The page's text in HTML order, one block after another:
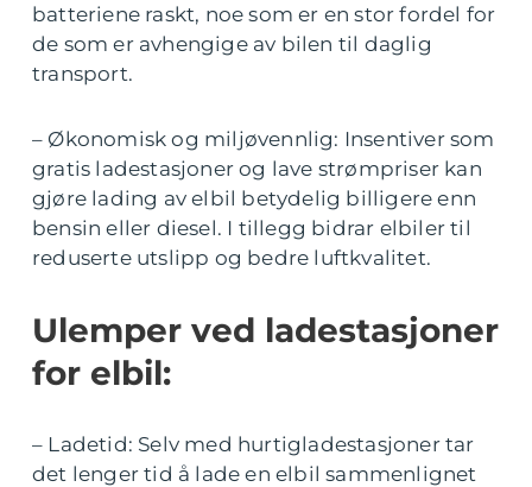
batteriene raskt, noe som er en stor fordel for
de som er avhengige av bilen til daglig
transport.
– Økonomisk og miljøvennlig: Insentiver som
gratis ladestasjoner og lave strømpriser kan
gjøre lading av elbil betydelig billigere enn
bensin eller diesel. I tillegg bidrar elbiler til
reduserte utslipp og bedre luftkvalitet.
Ulemper ved ladestasjoner
for elbil:
– Ladetid: Selv med hurtigladestasjoner tar
det lenger tid å lade en elbil sammenlignet